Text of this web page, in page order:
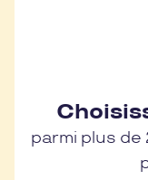
parmi plus